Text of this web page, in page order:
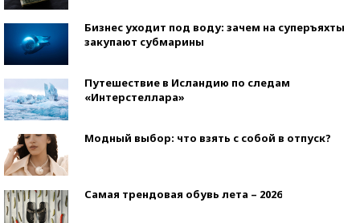
Бизнес уходит под воду: зачем на суперъяхты
закупают субмарины
Путешествие в Исландию по следам
«Интерстеллара»
Модный выбор: что взять с собой в отпуск?
Самая трендовая обувь лета – 2026